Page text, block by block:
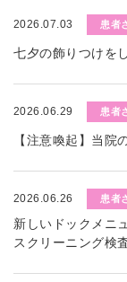
2026.07.03 患者
七夕の飾りつけを
2026.06.29 患者
【注意喚起】当
2026.06.26 患者
新しいドックメニ
スクリーニング検